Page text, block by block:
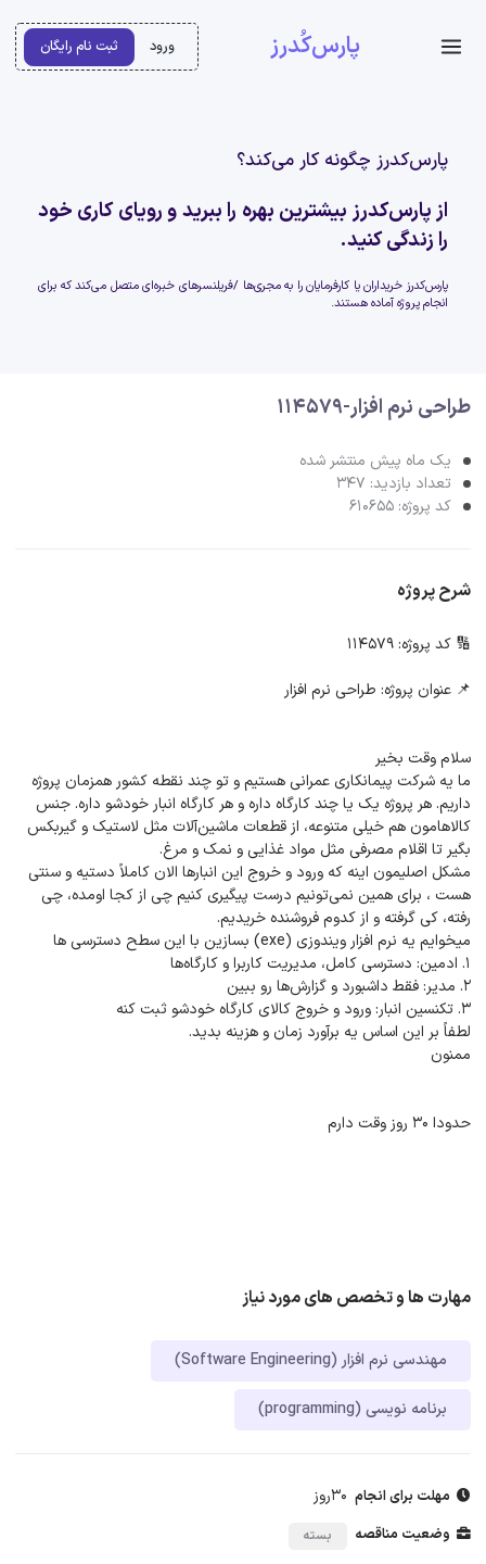
پارس‌کُدرز ورود ثبت نام رایگان
پارس‌کدرز چگونه کار می‌کند؟
از پارس‌کدرز بیشترین بهره را ببرید و رویای کاری خود
را زندگی کنید.
پارس‌کدرز خریداران یا کارفرمایان را به مجری‌ها /فریلنسرهای خبره‌ای متصل می‌کند که برای
انجام پروژه آماده هستند.
طراحی نرم افزار-114579
یک ماه پیش منتشر شده
تعداد بازدید: 347
کد پروژه: 610655
شرح پروژه
🔢 کد پروژه: 114579
📌 عنوان پروژه: طراحی نرم افزار
سلام وقت بخیر
ما یه شرکت پیمانکاری عمرانی هستیم و تو چند نقطه کشور همزمان پروژه
داریم. هر پروژه یک یا چند کارگاه داره و هر کارگاه انبار خودشو داره. جنس
کالاهامون هم خیلی متنوعه، از قطعات ماشین‌آلات مثل لاستیک و گیربکس
بگیر تا اقلام مصرفی مثل مواد غذایی و نمک و مرغ.
مشکل اصلیمون اینه که ورود و خروج این انبارها الان کاملاً دستیه و سنتی
هست ، برای همین نمی‌تونیم درست پیگیری کنیم چی از کجا اومده، چی
رفته، کی گرفته و از کدوم فروشنده خریدیم.
میخوایم یه نرم افزار ویندوزی (exe) بسازین با این سطح دسترسی ها
1. ادمین: دسترسی کامل، مدیریت کاربرا و کارگاه‌ها
2. مدیر: فقط داشبورد و گزارش‌ها رو ببین
3. تکنسین انبار: ورود و خروج کالای کارگاه خودشو ثبت کنه
لطفاً بر این اساس یه برآورد زمان و هزینه بدید.
ممنون
حدودا ۳۰ روز وقت دارم
مهارت ها و تخصص های مورد نیاز
مهندسی نرم افزار (Software Engineering)
برنامه نویسی (programming)
مهلت برای انجام 30روز
وضعیت مناقصه بسته